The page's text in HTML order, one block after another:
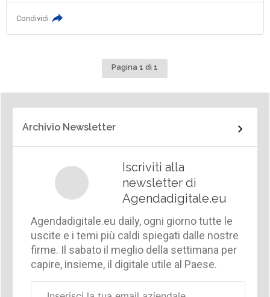
Condividi
Pagina 1 di 1
Archivio Newsletter
Iscriviti alla
newsletter di
Agendadigitale.eu
Agendadigitale.eu daily, ogni giorno tutte le
uscite e i temi più caldi spiegati dalle nostre
firme. Il sabato il meglio della settimana per
capire, insieme, il digitale utile al Paese.